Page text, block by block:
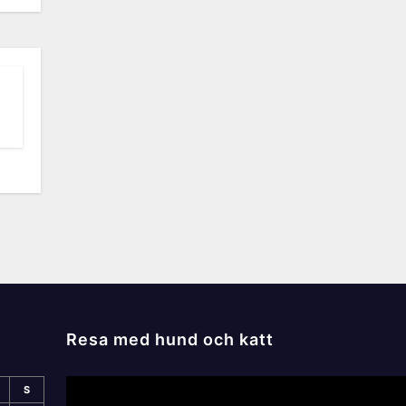
S
Resa med hund och katt